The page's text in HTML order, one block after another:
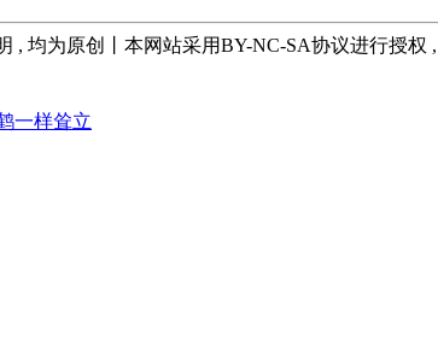
, 均为原创丨本网站采用BY-NC-SA协议进行授权
一样耸立